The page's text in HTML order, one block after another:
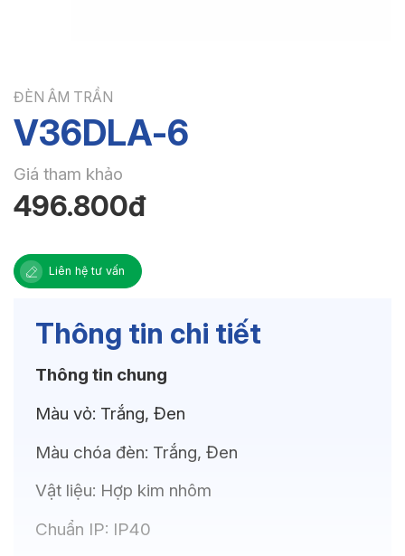
ĐÈN ÂM TRẦN
V36DLA-6
Giá tham khảo
496.800đ
Liên hệ tư vấn
Thông tin chi tiết
Thông tin chung
Màu vỏ: Trắng, Đen
Màu chóa đèn: Trắng, Đen
Vật liệu: Hợp kim nhôm
Chuẩn IP: IP40